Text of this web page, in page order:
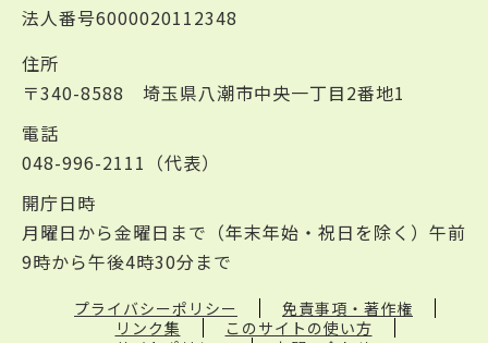
法人番号6000020112348
住所
〒340-8588 埼玉県八潮市中央一丁目2番地1
電話
048-996-2111（代表）
開庁日時
月曜日から金曜日まで（年末年始・祝日を除く）午前
9時から午後4時30分まで
プライバシーポリシー
免責事項・著作権
リンク集
このサイトの使い方